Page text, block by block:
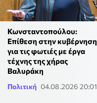
Κωνσταντοπούλου:
Επίθεση στην κυβέρνηση
για τις φωτιές με έργα
τέχνης της χήρας
Βαλυράκη
Πολιτική 04.08.2026 20:01